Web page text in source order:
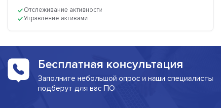
Отслеживание активности
Управление активами
Бесплатная консультация
Заполните небольшой опрос и наши специалисты
подберут для вас ПО